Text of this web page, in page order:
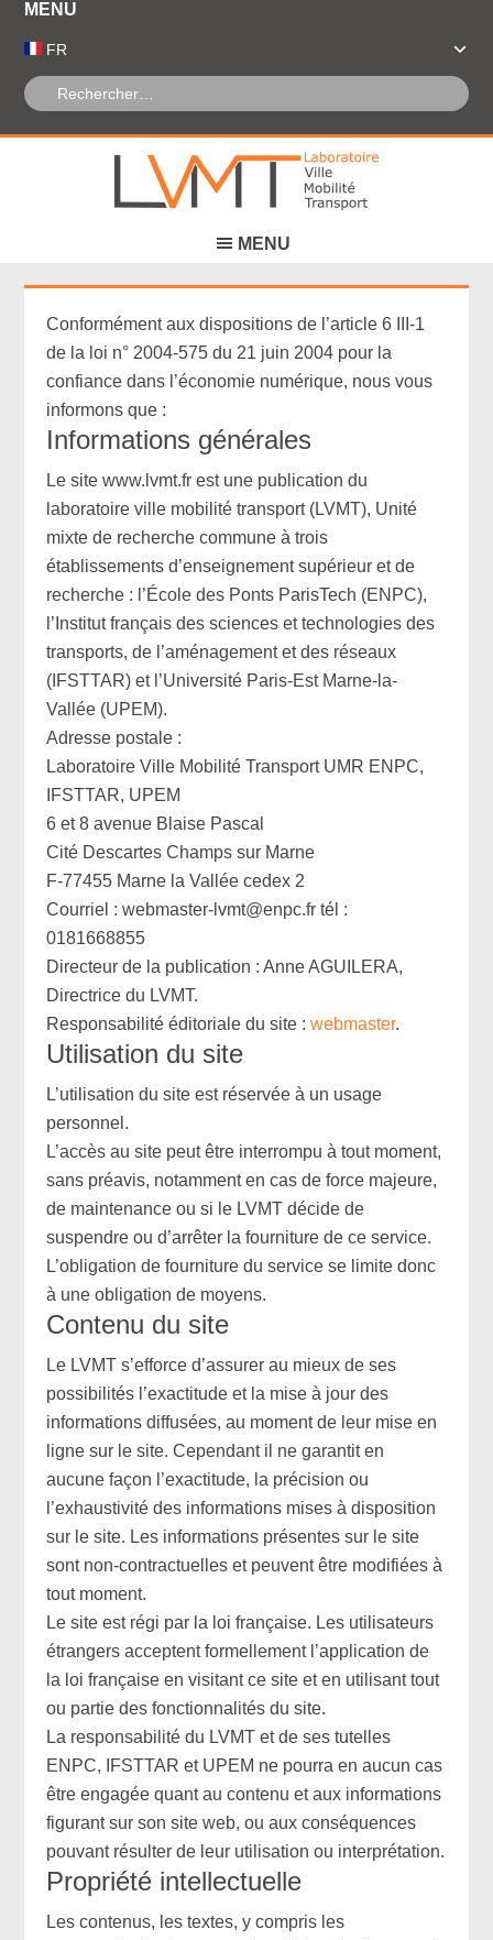
FR
Conformément aux dispositions de l’article 6 III-1
de la loi n° 2004-575 du 21 juin 2004 pour la
confiance dans l’économie numérique, nous vous
informons que :
Informations générales
Le site www.lvmt.fr est une publication du
laboratoire ville mobilité transport (LVMT), Unité
mixte de recherche commune à trois
établissements d’enseignement supérieur et de
recherche : l’École des Ponts ParisTech (ENPC),
l’Institut français des sciences et technologies des
transports, de l’aménagement et des réseaux
(IFSTTAR) et l’Université Paris-Est Marne-la-
Vallée (UPEM).
Adresse postale :
Laboratoire Ville Mobilité Transport UMR ENPC,
IFSTTAR, UPEM
6 et 8 avenue Blaise Pascal
Cité Descartes Champs sur Marne
F-77455 Marne la Vallée cedex 2
Courriel : webmaster-lvmt@enpc.fr tél :
0181668855
Directeur de la publication : Anne AGUILERA,
Directrice du LVMT.
Responsabilité éditoriale du site :webmaster.
Utilisation du site
L’utilisation du site est réservée à un usage
personnel.
L’accès au site peut être interrompu à tout moment,
sans préavis, notamment en cas de force majeure,
de maintenance ou si le LVMT décide de
suspendre ou d’arrêter la fourniture de ce service.
L’obligation de fourniture du service se limite donc
à une obligation de moyens.
Contenu du site
Le LVMT s’efforce d’assurer au mieux de ses
possibilités l’exactitude et la mise à jour des
informations diffusées, au moment de leur mise en
ligne sur le site. Cependant il ne garantit en
aucune façon l’exactitude, la précision ou
l’exhaustivité des informations mises à disposition
sur le site. Les informations présentes sur le site
sont non-contractuelles et peuvent être modifiées à
tout moment.
Le site est régi par la loi française. Les utilisateurs
étrangers acceptent formellement l’application de
la loi française en visitant ce site et en utilisant tout
ou partie des fonctionnalités du site.
La responsabilité du LVMT et de ses tutelles
ENPC, IFSTTAR et UPEM ne pourra en aucun cas
être engagée quant au contenu et aux informations
figurant sur son site web, ou aux conséquences
pouvant résulter de leur utilisation ou interprétation.
Propriété intellectuelle
Les contenus, les textes, y compris les
Panneau de gestion des cookies